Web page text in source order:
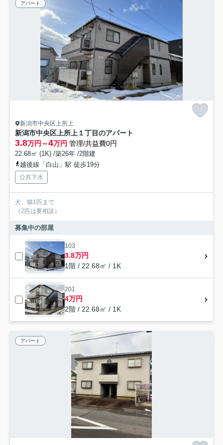
アパート
新潟市中央区上所上
新潟市中央区上所上１丁目のアパート
3.8万円～4万円 管理/共益費0円
22.68㎡ (1K) /築26年 /2階建
越後線「白山」駅 徒歩19分
公共下水
犬、猫1匹まで
（2匹は要相談）
募集中の部屋
103
3.8万円
1階 / 22.68㎡ / 1K
201
4万円
2階 / 22.68㎡ / 1K
アパート